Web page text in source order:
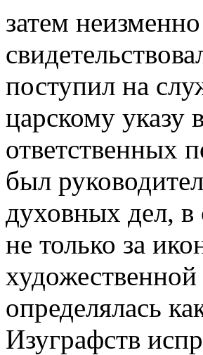
затем
поступил на
царскому указу
ответственных
был
духовных дел, в
не только за
определялась
Изуграфств